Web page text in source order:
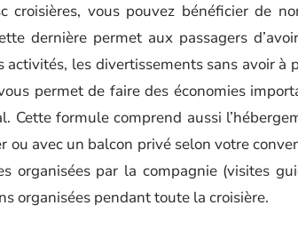
croisières, vous pouvez bénéficier de
dernière permet aux passagers
activités, les divertissements sans avoir
permet de faire des économies
Cette formule comprend aussi
ou avec un balcon privé selon votre
organisées par la compagnie (visites
organisées pendant toute la croisière.